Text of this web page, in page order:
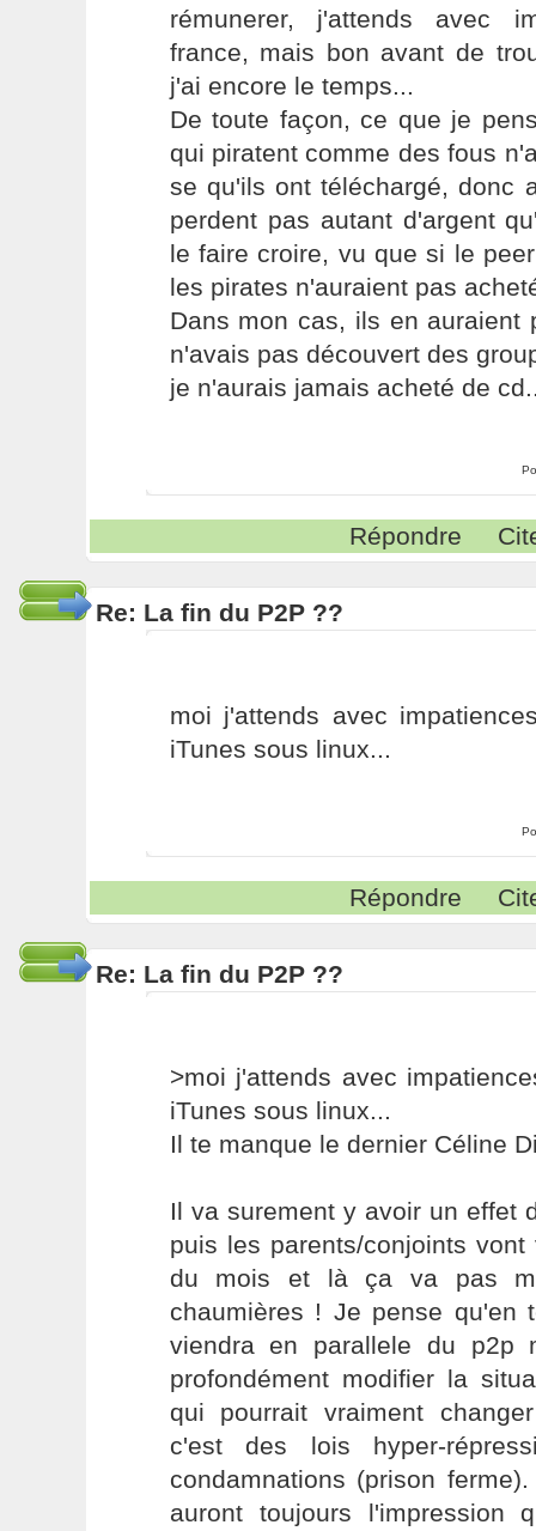
rémunerer, j'attends avec
france, mais bon avant de
j'ai encore le temps...
De toute façon, ce que je
qui piratent comme des fous
se qu'ils ont téléchargé, donc
perdent pas autant d'argent
le faire croire, vu que si le
les pirates n'auraient pas
Dans mon cas, ils en auraient
n'avais pas découvert des
je n'aurais jamais acheté de
Répondre
Re: La fin du P2P ??
moi j'attends avec
iTunes sous linux...
Répondre
Re: La fin du P2P ??
>moi j'attends avec
iTunes sous linux...
Il te manque le dernier Céline
Il va surement y avoir un effet
puis les parents/conjoints
du mois et là ça va pas
chaumières ! Je pense qu'en
viendra en parallele du p2p
profondément modifier la
qui pourrait vraiment
c'est des lois hyper-
condamnations (prison
auront toujours l'impression